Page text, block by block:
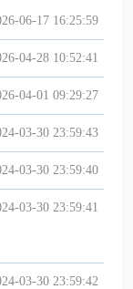
06-17 16:25:59
04-28 10:52:41
04-01 09:29:27
03-30 23:59:43
03-30 23:59:40
03-30 23:59:41
03-30 23:59:42